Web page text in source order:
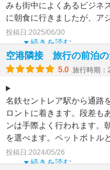
みも街中によくあるビジネ
に朝食に行きましたが、ア
結構な利用状況で
続きを読む
投稿日:2025/06/30
空港隣接 旅行の前泊の
5.0 旅行時期：
名鉄セントレア駅から通路
ロントに着きます。段差も
ンは手際よく行われます。
を選べます。ペットボトル
きました。
続きを読む
投稿日:2024/05/26